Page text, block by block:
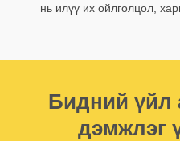
нь илүү их ойлголцол,
Бидний үйл
дэмжлэг